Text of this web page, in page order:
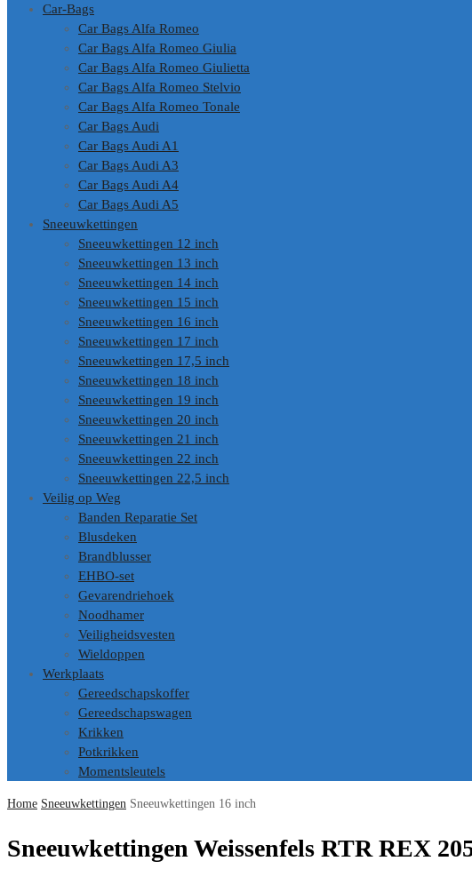
Car-Bags
Car Bags Alfa Romeo
Car Bags Alfa Romeo Giulia
Car Bags Alfa Romeo Giulietta
Car Bags Alfa Romeo Stelvio
Car Bags Alfa Romeo Tonale
Car Bags Audi
Car Bags Audi A1
Car Bags Audi A3
Car Bags Audi A4
Car Bags Audi A5
Sneeuwkettingen
Sneeuwkettingen 12 inch
Sneeuwkettingen 13 inch
Sneeuwkettingen 14 inch
Sneeuwkettingen 15 inch
Sneeuwkettingen 16 inch
Sneeuwkettingen 17 inch
Sneeuwkettingen 17,5 inch
Sneeuwkettingen 18 inch
Sneeuwkettingen 19 inch
Sneeuwkettingen 20 inch
Sneeuwkettingen 21 inch
Sneeuwkettingen 22 inch
Sneeuwkettingen 22,5 inch
Veilig op Weg
Banden Reparatie Set
Blusdeken
Brandblusser
EHBO-set
Gevarendriehoek
Noodhamer
Veiligheidsvesten
Wieldoppen
Werkplaats
Gereedschapskoffer
Gereedschapswagen
Krikken
Potkrikken
Momentsleutels
Home Sneeuwkettingen Sneeuwkettingen 16 inch
Sneeuwkettingen Weissenfels RTR REX